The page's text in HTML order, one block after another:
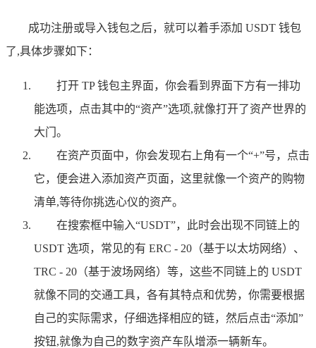
成功注册或导入钱包之后，就可以着手添加 USDT 钱包
了,具体步骤如下：
打开 TP 钱包主界面，你会看到界面下方有一排功
能选项，点击其中的“资产”选项,就像打开了资产世界的
大门。
在资产页面中，你会发现右上角有一个“+”号，点击
它，便会进入添加资产页面，这里就像一个资产的购物
清单,等待你挑选心仪的资产。
在搜索框中输入“USDT”，此时会出现不同链上的
USDT 选项，常见的有 ERC - 20（基于以太坊网络）、
TRC - 20（基于波场网络）等，这些不同链上的 USDT
就像不同的交通工具，各有其特点和优势，你需要根据
自己的实际需求，仔细选择相应的链，然后点击“添加”
按钮,就像为自己的数字资产车队增添一辆新车。